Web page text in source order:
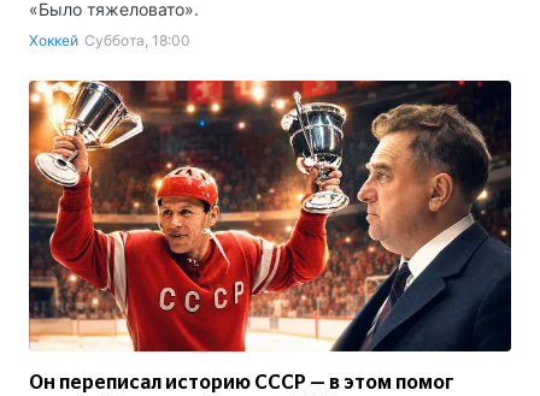
«Было тяжеловато».
Хоккей Суббота, 18:00
Он переписал историю СССР — в этом помог